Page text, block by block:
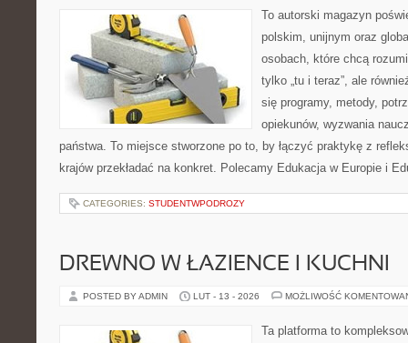
To autorski magazyn
polskim, unijnym oraz
osobach, które chcą
tylko „tu i teraz”, ale
się programy, metody,
opiekunów, wyzwania
państwa. To miejsce stworzone po to, by łączyć praktykę z
krajów przekładać na konkret. Polecamy Edukacja w Europie i
CATEGORIES: STUDENTWPODROZY
DREWNO W ŁAZIENCE I KUCHNI
POSTED BY ADMIN LUT - 13 - 2026 MOŻLIWOŚĆ
Ta platforma to